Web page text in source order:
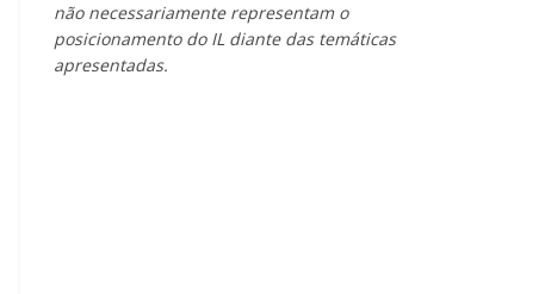
não necessariamente representam o
posicionamento do IL diante das temáticas
apresentadas.